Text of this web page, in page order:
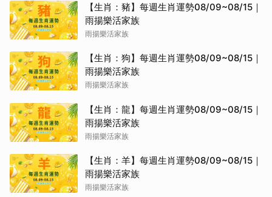
【生肖：豬】每週生肖運勢08/09~08/15｜
雨揚樂活家族
雨揚樂活家族
【生肖：狗】每週生肖運勢08/09~08/15｜
雨揚樂活家族
雨揚樂活家族
【生肖：龍】每週生肖運勢08/09~08/15｜
雨揚樂活家族
雨揚樂活家族
【生肖：羊】每週生肖運勢08/09~08/15｜
雨揚樂活家族
雨揚樂活家族